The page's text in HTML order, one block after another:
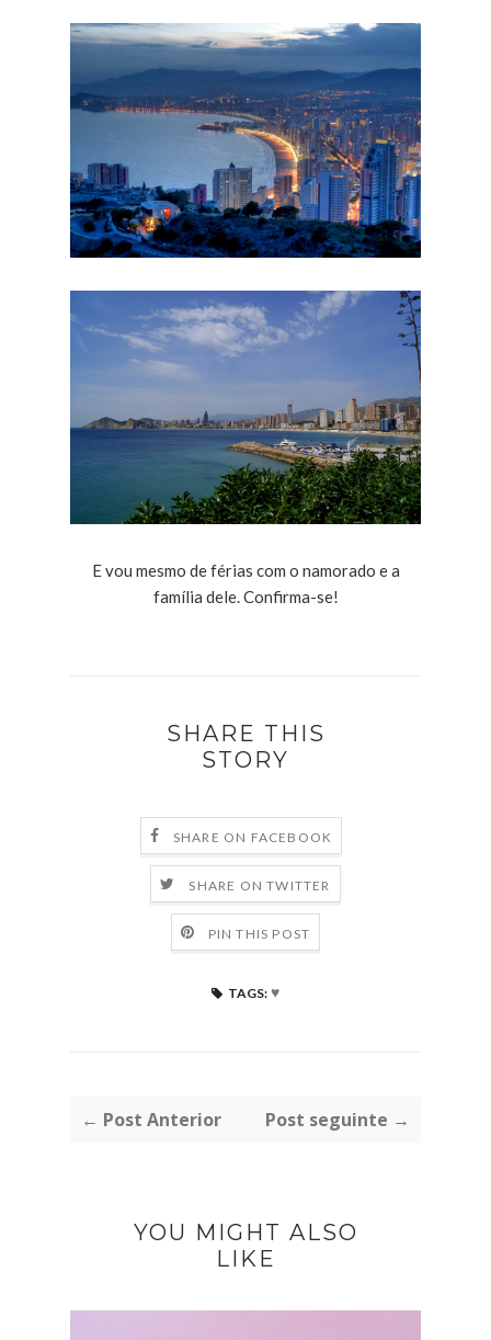
E vou mesmo de férias com o namorado e a
família dele. Confirma-se!
SHARE THIS
STORY
SHARE ON FACEBOOK
SHARE ON TWITTER
PIN THIS POST
TAGS: ♥
← Post Anterior Post seguinte →
YOU MIGHT ALSO
LIKE